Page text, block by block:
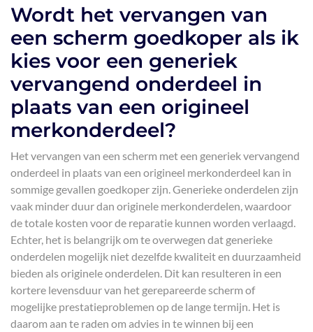
Wordt het vervangen van
een scherm goedkoper als ik
kies voor een generiek
vervangend onderdeel in
plaats van een origineel
merkonderdeel?
Het vervangen van een scherm met een generiek vervangend
onderdeel in plaats van een origineel merkonderdeel kan in
sommige gevallen goedkoper zijn. Generieke onderdelen zijn
vaak minder duur dan originele merkonderdelen, waardoor
de totale kosten voor de reparatie kunnen worden verlaagd.
Echter, het is belangrijk om te overwegen dat generieke
onderdelen mogelijk niet dezelfde kwaliteit en duurzaamheid
bieden als originele onderdelen. Dit kan resulteren in een
kortere levensduur van het gerepareerde scherm of
mogelijke prestatieproblemen op de lange termijn. Het is
daarom aan te raden om advies in te winnen bij een